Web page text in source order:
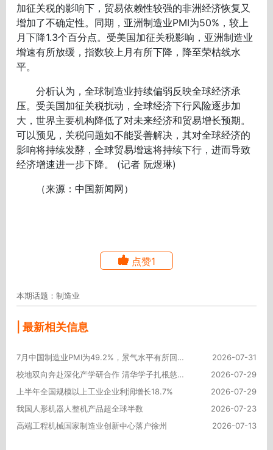
加征关税的影响下，贸易依赖性较强的非洲经济恢复又
增加了不确定性。同期，亚洲制造业PMI为50%，较上
月下降1.3个百分点。受美国加征关税影响，亚洲制造业
增速有所放缓，指数较上月有所下降，降至荣枯线水
平。
分析认为，全球制造业持续偏弱反映全球经济承
压。受美国加征关税扰动，全球经济下行风险逐步加
大，世界主要机构降低了对未来经济和贸易增长预期。
可以预见，关税问题如不能妥善解决，其对全球经济的
影响将持续发酵，全球贸易增速将持续下行，进而导致
经济增速进一步下降。 (记者 阮煜琳)
（来源：中国新闻网）
点赞1
本期话题：制造业
| 最新相关信息
7月中国制造业PMI为49.2%，景气水平有所回落
2026-07-31
校地双向奔赴深化产学研合作 清华学子扎根慈溪制造车间锤炼本领
2026-07-29
上半年全国规模以上工业企业利润增长18.7%
2026-07-29
我国人形机器人整机产品超全球半数
2026-07-23
高端工程机械国家制造业创新中心落户徐州
2026-07-13